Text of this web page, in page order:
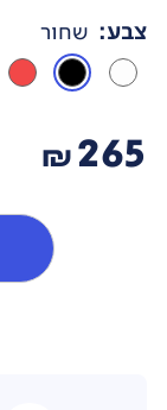
צבע: שחור
265
₪